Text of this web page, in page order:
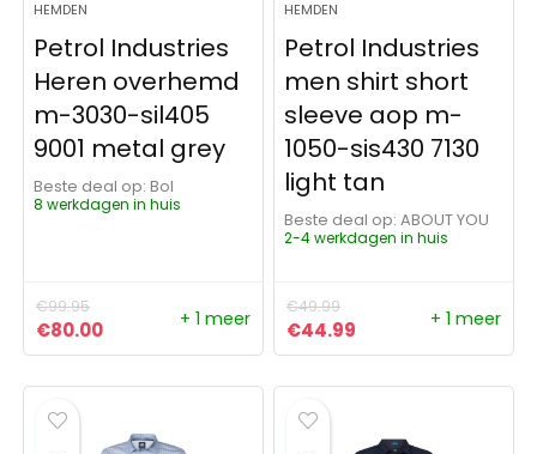
HEMDEN
Petrol Industries
Heren overhemd
m-3030-sil405
9001 metal grey
Beste deal op:
Bol
8 werkdagen in huis
€99.95
Oorspronkelijke prijs was: €99.95.
€80.00Huidige prijs is: €80.00.
+ 1 meer
HEMDEN
Petrol Industries
men shirt short
sleeve aop m-
1050-sis430 7130
light tan
Beste deal op:
ABOUT YOU
2-4 werkdagen in huis
€49.99
Oorspronkelijke prijs
€44.99 Huidige prijs is:
+ 1 meer